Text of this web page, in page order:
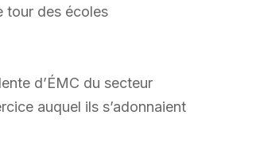
tour des écoles
d’ÉMC du secteur
auquel ils s’adonnaient